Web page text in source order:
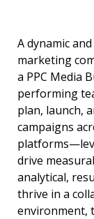
A dynamic
marketing
a PPC Media
performing
plan, launch,
campaigns
drive
analytical,
thrive in a
environment,